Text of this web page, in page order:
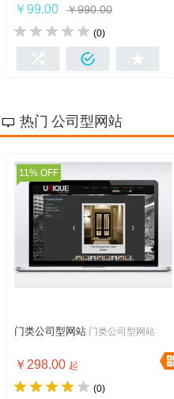
￥99.00 ￥990.00
(0)
热门 公司型网站
11% OFF
门类公司型网站 门类公司型网站
￥298.00 起
(0)